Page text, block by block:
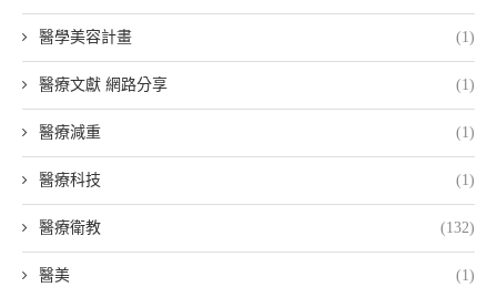
醫學美容計畫 (1)
醫療文獻 網路分享 (1)
醫療減重 (1)
醫療科技 (1)
醫療衛教 (132)
醫美 (1)